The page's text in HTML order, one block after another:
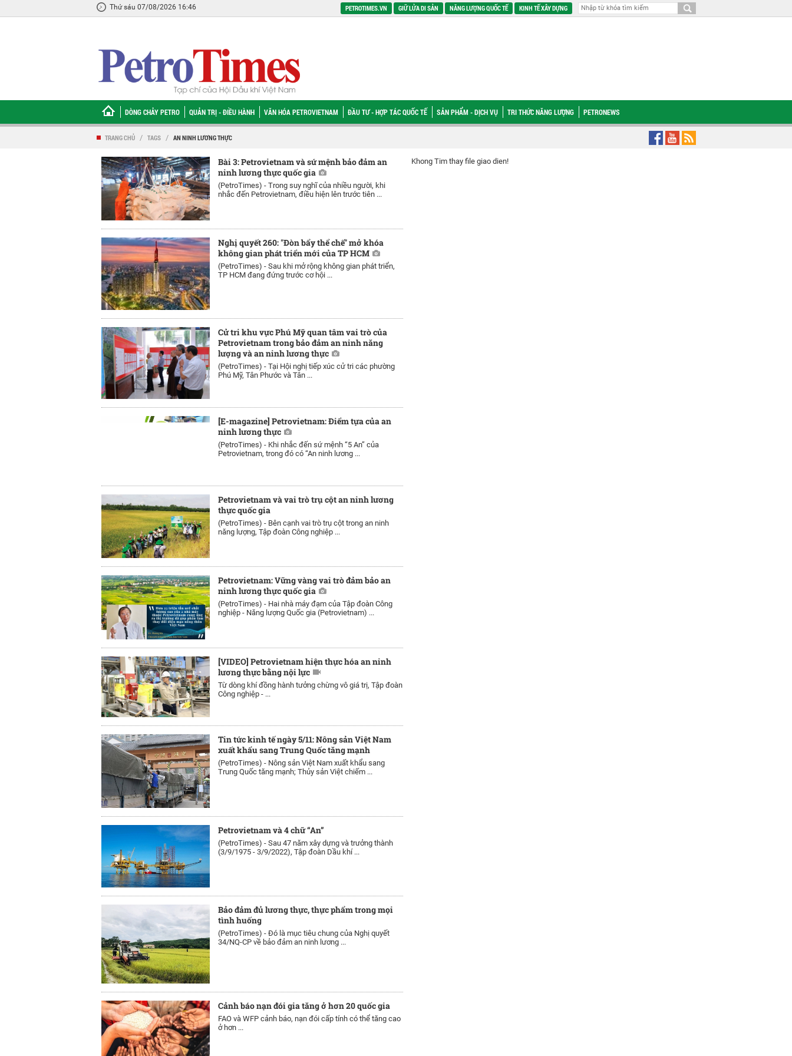
Thứ sáu 07/08/2026 16:46 PETROTIMES.VN GIỮ LỬA DI SẢN NĂNG LƯỢNG QUỐC TẾ KINH TẾ XÂY DỰNG
DÒNG CHẢY PETRO QUẢN TRỊ - ĐIỀU HÀNH VĂN HÓA PETROVIETNAM ĐẦU TƯ - HỢP TÁC QUỐC TẾ SẢN PHẨM - DỊCH VỤ TRI THỨC NĂNG LƯỢNG PETRONEWS
TRANG CHỦ / TAGS / AN NINH LƯƠNG THỰC
Bài 3: Petrovietnam và sứ mệnh bảo đảm an
ninh lương thực quốc gia
(PetroTimes) - Trong suy nghĩ của nhiều người, khi
nhắc đến Petrovietnam, điều hiện lên trước tiên ...
Nghị quyết 260: "Đòn bẩy thể chế" mở khóa
không gian phát triển mới của TP HCM
(PetroTimes) - Sau khi mở rộng không gian phát triển,
TP HCM đang đứng trước cơ hội ...
Cử tri khu vực Phú Mỹ quan tâm vai trò của
Petrovietnam trong bảo đảm an ninh năng
lượng và an ninh lương thực
(PetroTimes) - Tại Hội nghị tiếp xúc cử tri các phường
Phú Mỹ, Tân Phước và Tân ...
[E-magazine] Petrovietnam: Điểm tựa của an
ninh lương thực
(PetroTimes) - Khi nhắc đến sứ mệnh “5 An” của
Petrovietnam, trong đó có “An ninh lương ...
Petrovietnam và vai trò trụ cột an ninh lương
thực quốc gia
(PetroTimes) - Bên cạnh vai trò trụ cột trong an ninh
năng lượng, Tập đoàn Công nghiệp ...
Petrovietnam: Vững vàng vai trò đảm bảo an
ninh lương thực quốc gia
(PetroTimes) - Hai nhà máy đạm của Tập đoàn Công
nghiệp - Năng lượng Quốc gia (Petrovietnam) ...
[VIDEO] Petrovietnam hiện thực hóa an ninh
lương thực bằng nội lực
Từ dòng khí đồng hành tưởng chừng vô giá trị, Tập đoàn
Công nghiệp - ...
Tin tức kinh tế ngày 5/11: Nông sản Việt Nam
xuất khẩu sang Trung Quốc tăng mạnh
(PetroTimes) - Nông sản Việt Nam xuất khẩu sang
Trung Quốc tăng mạnh; Thủy sản Việt chiếm ...
Petrovietnam và 4 chữ “An”
(PetroTimes) - Sau 47 năm xây dựng và trưởng thành
(3/9/1975 - 3/9/2022), Tập đoàn Dầu khí ...
Bảo đảm đủ lương thực, thực phẩm trong mọi
tình huống
(PetroTimes) - Đó là mục tiêu chung của Nghị quyết
34/NQ-CP về bảo đảm an ninh lương ...
Cảnh báo nạn đói gia tăng ở hơn 20 quốc gia
FAO và WFP cảnh báo, nạn đói cấp tính có thể tăng cao
ở hơn ...
Khong Tim thay file giao dien!